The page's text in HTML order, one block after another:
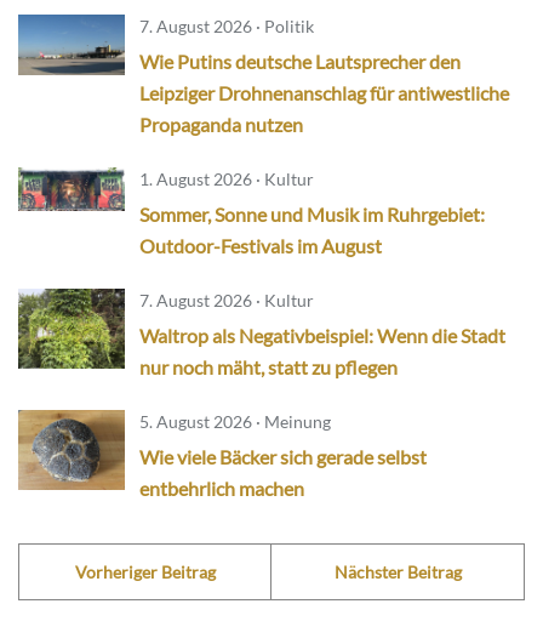
7. August 2026 · Politik
Wie Putins deutsche Lautsprecher den
Leipziger Drohnenanschlag für antiwestliche
Propaganda nutzen
1. August 2026 · Kultur
Sommer, Sonne und Musik im Ruhrgebiet:
Outdoor-Festivals im August
7. August 2026 · Kultur
Waltrop als Negativbeispiel: Wenn die Stadt
nur noch mäht, statt zu pflegen
5. August 2026 · Meinung
Wie viele Bäcker sich gerade selbst
entbehrlich machen
Vorheriger Beitrag Nächster Beitrag